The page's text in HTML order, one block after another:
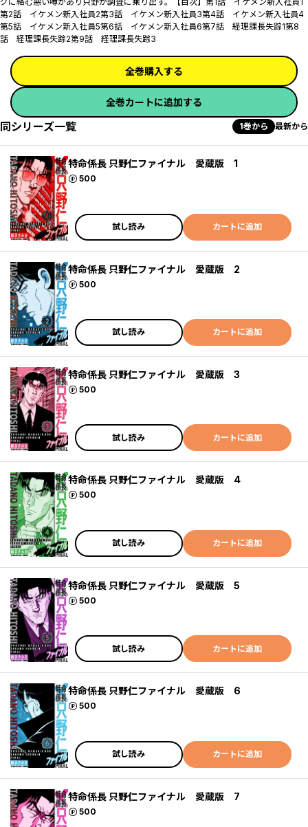
第2話 イケメン新入社員2第3話 イケメン新入社員3第4話 イケメン新入社員4
第5話 イケメン新入社員5第6話 イケメン新入社員6第7話 経理課長失踪1第8
話 経理課長失踪2第9話 経理課長失踪3
全巻購入する
全巻カートに追加する
同シリーズ一覧 1巻から 最新から
特命係長 只野仁ファイナル 愛蔵版 1
500
ポイント
試し読み カートに追加
特命係長 只野仁ファイナル 愛蔵版 2
500
ポイント
試し読み カートに追加
特命係長 只野仁ファイナル 愛蔵版 3
500
ポイント
試し読み カートに追加
特命係長 只野仁ファイナル 愛蔵版 4
500
ポイント
試し読み カートに追加
特命係長 只野仁ファイナル 愛蔵版 5
500
ポイント
試し読み カートに追加
特命係長 只野仁ファイナル 愛蔵版 6
500
ポイント
試し読み カートに追加
特命係長 只野仁ファイナル 愛蔵版 7
500
ポイント